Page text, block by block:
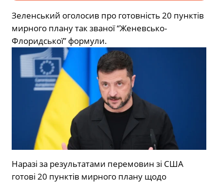
Зеленський оголосив про готовність 20 пунктів
мирного плану так званої “Женевсько-
Флоридської” формули.
Наразі за результатами перемовин зі США
готові 20 пунктів мирного плану щодо